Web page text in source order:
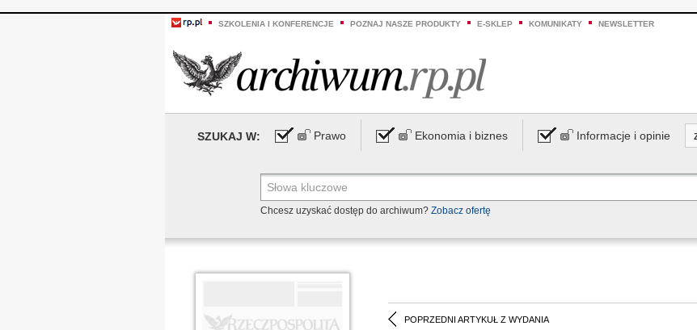
SZKOLENIA I KONFERENCJE POZNAJ NASZE PRODUKTY E-SKLEP KOMUNIKATY NEWSLETTER
SZUKAJ W: Prawo Ekonomia i biznes Informacje i opinie
Chcesz uzyskać dostęp do archiwum? Zobacz ofertę
POPRZEDNI ARTYKUŁ Z WYDANIA